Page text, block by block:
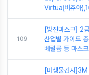
Virtua(버츄아
109
[방진마스크] 2
산업별 가이드
베릴륨 등 마스크
[미생물검사